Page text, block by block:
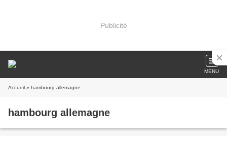
Publicité
MENU
Accueil » hambourg allemagne
hambourg allemagne